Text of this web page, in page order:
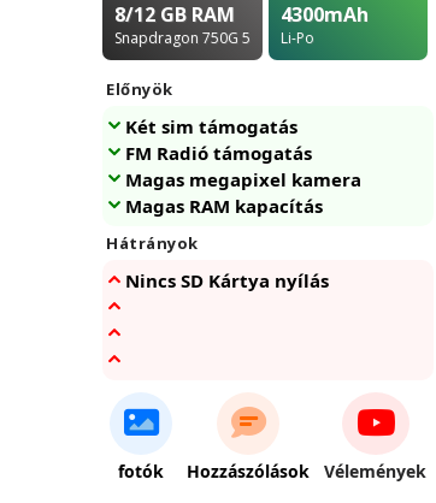
8/12 GB RAM
Snapdragon 750G 5G
4300mAh
Li-Po
Előnyök
Két sim támogatás
FM Radió támogatás
Magas megapixel kamera
Magas RAM kapacítás
Hátrányok
Nincs SD Kártya nyílás
fotók Hozzászólások Vélemények